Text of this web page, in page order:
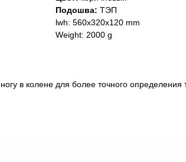
Подошва: ТЭП
lwh: 560x320x120 mm
Weight: 2000 g
в колене для более точного